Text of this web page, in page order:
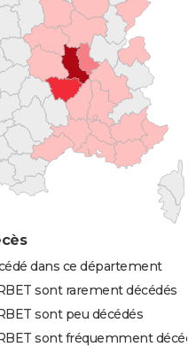
dans ce département
sont rarement décédés
sont peu décédés
sont fréquemment